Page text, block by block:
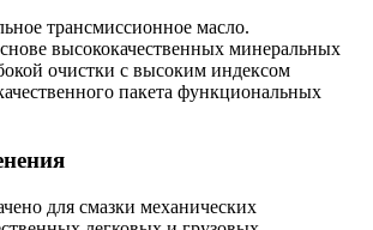
трансмиссионное масло.
высококачественных минеральных
очистки с высоким индексом
пакета функциональных
для смазки механических